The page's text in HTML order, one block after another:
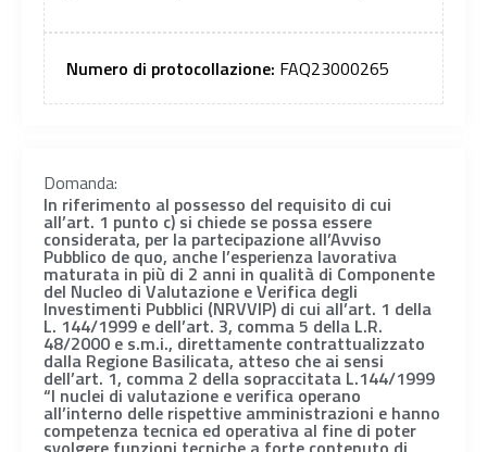
Numero di protocollazione: FAQ23000265
Domanda:
In riferimento al possesso del requisito di cui
all’art. 1 punto c) si chiede se possa essere
considerata, per la partecipazione all’Avviso
Pubblico de quo, anche l’esperienza lavorativa
maturata in più di 2 anni in qualità di Componente
del Nucleo di Valutazione e Verifica degli
Investimenti Pubblici (NRVVIP) di cui all’art. 1 della
L. 144/1999 e dell’art. 3, comma 5 della L.R.
48/2000 e s.m.i., direttamente contrattualizzato
dalla Regione Basilicata, atteso che ai sensi
dell’art. 1, comma 2 della sopraccitata L.144/1999
“I nuclei di valutazione e verifica operano
all’interno delle rispettive amministrazioni e hanno
competenza tecnica ed operativa al fine di poter